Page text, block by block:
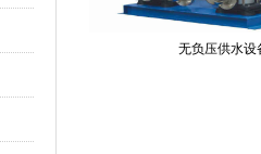
无负压供水设